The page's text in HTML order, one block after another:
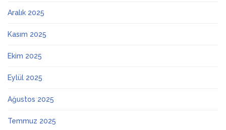
Aralık 2025
Kasım 2025
Ekim 2025
Eylül 2025
Ağustos 2025
Temmuz 2025